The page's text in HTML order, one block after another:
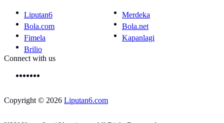
Liputan6
Merdeka
Bola.com
Bola.net
Fimela
Kapanlagi
Brilio
Connect with us
Copyright © 2026 Liputan6.com